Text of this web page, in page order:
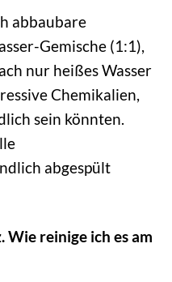
abbaubare
Gemische (1:1),
nur heißes Wasser
Chemikalien,
sein könnten.
abgespült
reinige ich es am